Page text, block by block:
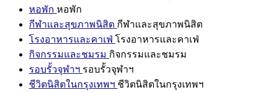
หอพัก หอพัก
กีฬาและสุขภาพนิสิต กีฬาและสุขภาพนิสิต
โรงอาหารและคาเฟ่ โรงอาหารและคาเฟ่
กิจกรรมและชมรม กิจกรรมและชมรม
รอบรั้วจุฬาฯ รอบรั้วจุฬาฯ
ชีวิตนิสิตในกรุงเทพฯ ชีวิตนิสิตในกรุงเทพฯ